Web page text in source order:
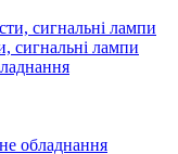
сигнальні лампи